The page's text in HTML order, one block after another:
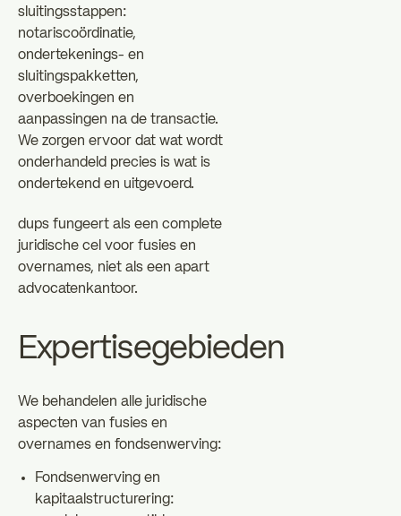
sluitingsstappen:
notariscoördinatie,
ondertekenings- en
sluitingspakketten,
overboekingen en
aanpassingen na de transactie.
We zorgen ervoor dat wat wordt
onderhandeld precies is wat is
ondertekend en uitgevoerd.
dups fungeert als een complete
juridische cel voor fusies en
overnames, niet als een apart
advocatenkantoor.
Expertisegebieden
We behandelen alle juridische
aspecten van fusies en
overnames en fondsenwerving:
Fondsenwerving en
kapitaalstructurering: